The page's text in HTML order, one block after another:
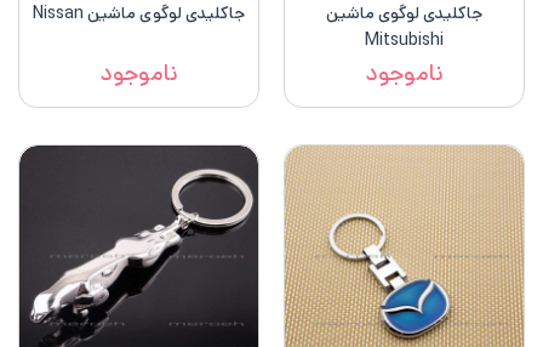
جاکلیدی لوگوی ماشین
Mitsubishi
ناموجود
جاکلیدی لوگوی ماشین Nissan
ناموجود